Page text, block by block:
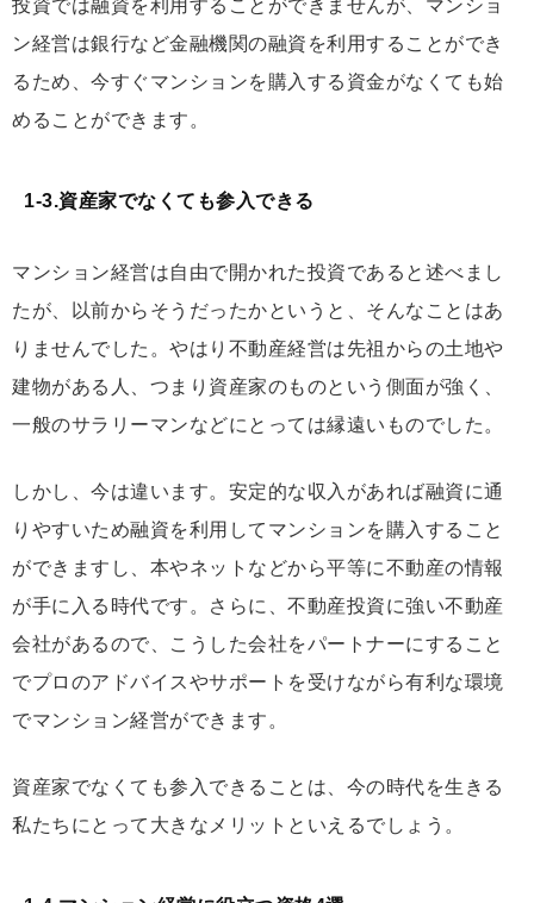
投資では融資を利用することができませんが、マンショ
ン経営は銀行など金融機関の融資を利用することができ
るため、今すぐマンションを購入する資金がなくても始
めることができます。
1-3.資産家でなくても参入できる
マンション経営は自由で開かれた投資であると述べまし
たが、以前からそうだったかというと、そんなことはあ
りませんでした。やはり不動産経営は先祖からの土地や
建物がある人、つまり資産家のものという側面が強く、
一般のサラリーマンなどにとっては縁遠いものでした。
しかし、今は違います。安定的な収入があれば融資に通
りやすいため融資を利用してマンションを購入すること
ができますし、本やネットなどから平等に不動産の情報
が手に入る時代です。さらに、不動産投資に強い不動産
会社があるので、こうした会社をパートナーにすること
でプロのアドバイスやサポートを受けながら有利な環境
でマンション経営ができます。
資産家でなくても参入できることは、今の時代を生きる
私たちにとって大きなメリットといえるでしょう。